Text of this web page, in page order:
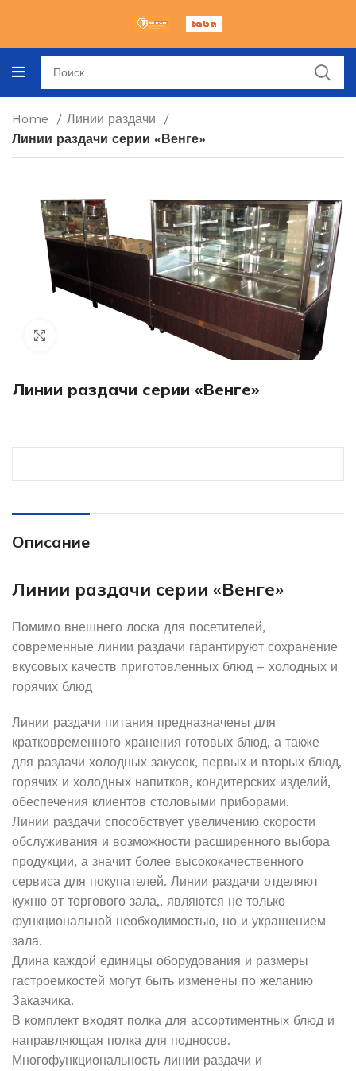
Home
Линии раздачи
Линии раздачи серии «Венге»
Линии раздачи серии «Венге»
Описание
Линии раздачи серии «Венге»
Помимо внешнего лоска для посетителей,
современные линии раздачи гарантируют сохранение
вкусовых качеств приготовленных блюд – холодных и
горячих блюд
Линии раздачи питания предназначены для
кратковременного хранения готовых блюд, а также
для раздачи холодных закусок, первых и вторых блюд,
горячих и холодных напитков, кондитерских изделий,
обеспечения клиентов столовыми приборами.
Линии раздачи способствует увеличению скорости
обслуживания и возможности расширенного выбора
продукции, а значит более высококачественного
сервиса для покупателей. Линии раздачи отделяют
кухню от торгового зала,, являются не только
функциональной необходимостью, но и украшением
зала.
Длина каждой единицы оборудования и размеры
гастроемкостей могут быть изменены по желанию
Заказчика.
В комплект входят полка для ассортиментных блюд и
направляющая полка для подносов.
Многофункциональность линии раздачи и